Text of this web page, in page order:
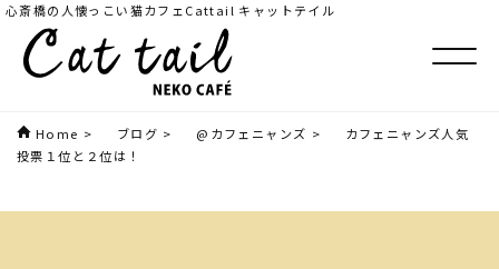
心斎橋の人懐っこい猫カフェCattail キャットテイル
Home > ブログ > @カフェニャンズ >
カフェニャンズ人気
投票１位と２位は！